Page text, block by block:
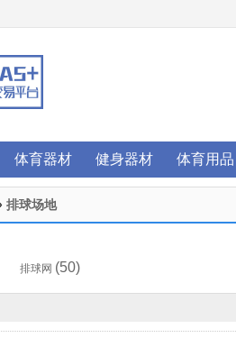
体育器材 健身器材 体育用品
排球场地
排球网 (50)